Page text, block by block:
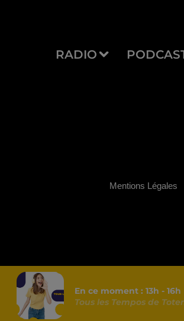
RADIO
En ce moment : 13h - 16h
Tous les Tempos de
Mentions Légales